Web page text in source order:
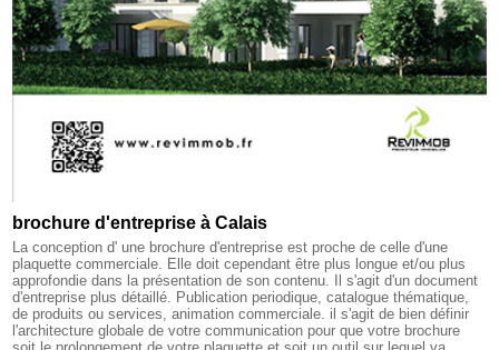
brochure d'entreprise à Calais
La conception d' une brochure d'entreprise est proche de celle d'une
plaquette commerciale. Elle doit cependant être plus longue et/ou plus
approfondie dans la présentation de son contenu. Il s'agit d'un document
d'entreprise plus détaillé. Publication periodique, catalogue thématique,
de produits ou services, animation commerciale. il s'agit de bien définir
l'architecture globale de votre communication pour que votre brochure